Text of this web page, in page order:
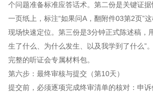
个问题准备标准应答话术。第二份是关键证
一页纸上，标注“如果问A，翻附件03第2页”
现场快速定位。第三份是3分钟正式陈述稿，
生了什么、为什么发生、以及我学到了什么”
完整的听证会专属材料包。
第六步：最终审核与提交（第10天）
提交前，必须逐项完成终审清单的核对：申